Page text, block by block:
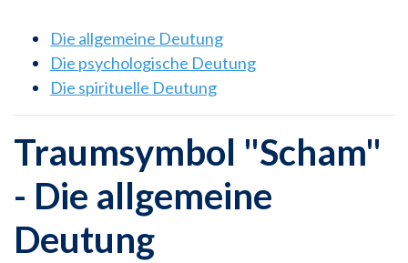
Die allgemeine Deutung
Die psychologische Deutung
Die spirituelle Deutung
Traumsymbol "Scham"
- Die allgemeine
Deutung